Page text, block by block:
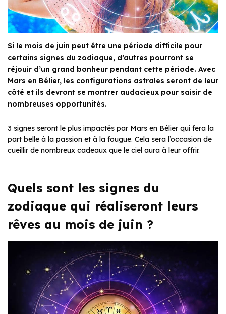
Si le mois de juin peut être une période difficile pour
certains signes du zodiaque, d’autres pourront se
réjouir d’un grand bonheur pendant cette période. Avec
Mars en Bélier, les configurations astrales seront de leur
côté et ils devront se montrer audacieux pour saisir de
nombreuses opportunités.
3 signes seront le plus impactés par Mars en Bélier qui fera la
part belle à la passion et à la fougue. Cela sera l’occasion de
cueillir de nombreux cadeaux que le ciel aura à leur offrir.
Quels sont les signes du
zodiaque qui réaliseront leurs
rêves au mois de juin ?